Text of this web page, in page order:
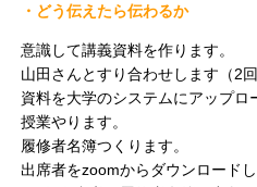
・どう伝えたら伝わるか
意識して講義資料を作ります。
山田さんとすり合わせします（2回
資料を大学のシステムにアップロ
授業やります。
履修者名簿つくります。
出席者をzoomからダウンロードし